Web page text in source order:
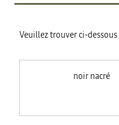
Veuillez trouver ci-
noir nacré